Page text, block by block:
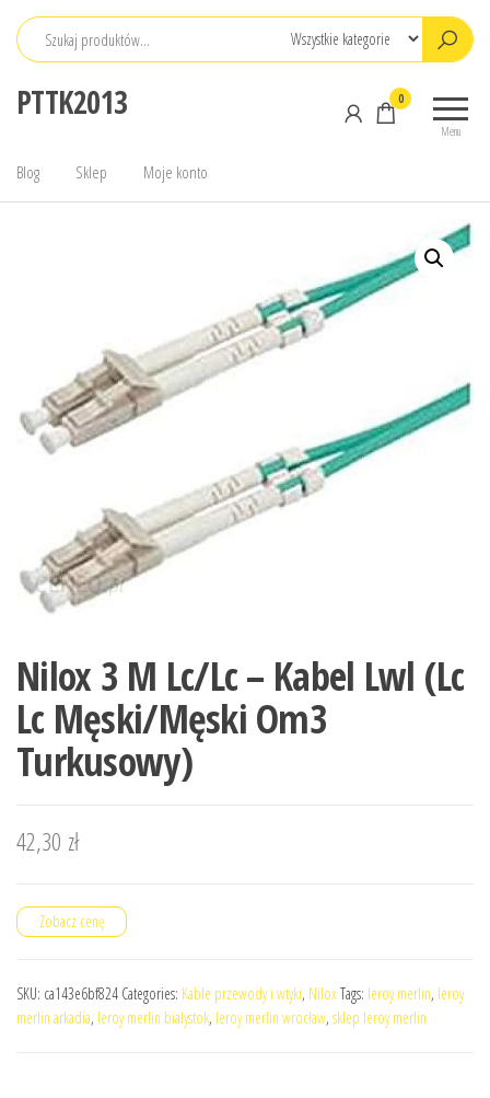
Przejdź
PTTK2013
Menu
0
Blog Sklep Moje konto
Nilox 3 M Lc/Lc – Kabel Lwl (Lc
Lc Męski/Męski Om3
Turkusowy)
42,30 zł
Zobacz cenę
SKU: ca143e6bf824 Categories: Kable przewody i wtyki, NiloxTags: leroy merlin, leroy
merlin arkadia, leroy merlin białystok, leroy merlin wrocław, sklep leroy merlin